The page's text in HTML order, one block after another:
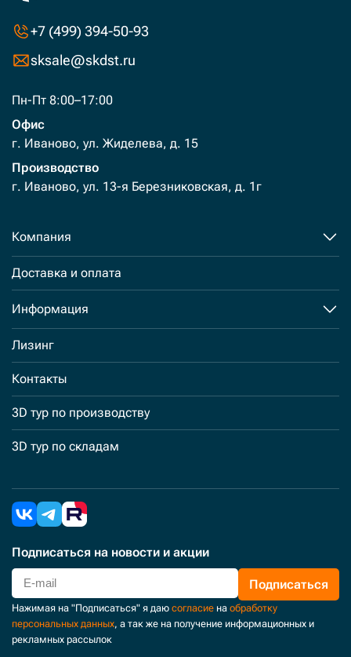
+7 (499) 394-50-93
sksale@skdst.ru
Пн-Пт 8:00–17:00
Офис
г. Иваново, ул. Жиделева, д. 15
Производство
г. Иваново, ул. 13-я Березниковская, д. 1г
Компания
Доставка и оплата
Информация
Лизинг
Контакты
3D тур по производству
3D тур по складам
Подписаться на новости и акции
Подписаться
Нажимая на "Подписаться" я даю согласие на обработку
персональных данных, а так же на получение информационных и
рекламных рассылок